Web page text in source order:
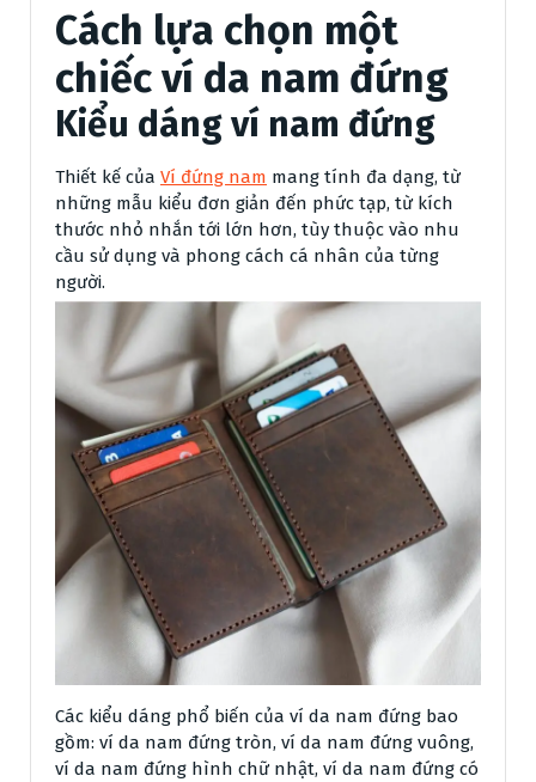
Cách lựa chọn một
chiếc ví da nam đứng
Kiểu dáng ví nam đứng
Thiết kế của Ví đứng nam mang tính đa dạng, từ
những mẫu kiểu đơn giản đến phức tạp, từ kích
thước nhỏ nhắn tới lớn hơn, tùy thuộc vào nhu
cầu sử dụng và phong cách cá nhân của từng
người.
Các kiểu dáng phổ biến của ví da nam đứng bao
gồm: ví da nam đứng tròn, ví da nam đứng vuông,
ví da nam đứng hình chữ nhật, ví da nam đứng có